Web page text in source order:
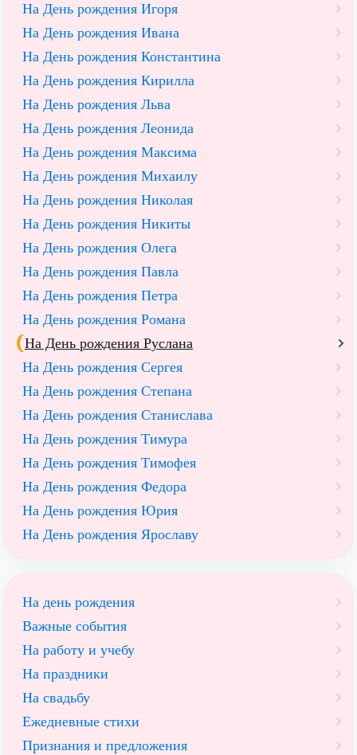
На День рождения Игоря
На День рождения Ивана
На День рождения Константина
На День рождения Кирилла
На День рождения Льва
На День рождения Леонида
На День рождения Максима
На День рождения Михаилу
На День рождения Николая
На День рождения Никиты
На День рождения Олега
На День рождения Павла
На День рождения Петра
На День рождения Романа
На День рождения Руслана
На День рождения Сергея
На День рождения Степана
На День рождения Станислава
На День рождения Тимура
На День рождения Тимофея
На День рождения Федора
На День рождения Юрия
На День рождения Ярославу
На день рождения
Важные события
На работу и учебу
На праздники
На свадьбу
Ежедневные стихи
Признания и предложения